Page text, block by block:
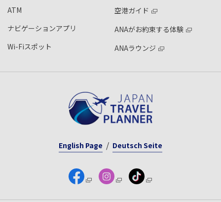
ATM
ナビゲーションアプリ
Wi-Fiスポット
空港ガイド
ANAがお約束する体験
ANAラウンジ
English Page Deutsch Seite